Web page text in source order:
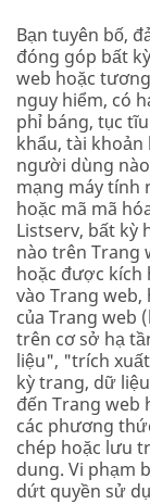
Bạn tuyên bố,
đóng góp bất
web hoặc
nguy hiểm, có
phỉ báng, tục
khẩu, tài
người dùng
mạng máy tính
hoặc mã mã
Listserv, bất
nào trên Trang
hoặc được
vào Trang
của Trang web
trên cơ sở hạ
liệu", "trích
kỳ trang, dữ
đến Trang web
các phương
chép hoặc lưu
dung. Vi phạm
dứt quyền sử